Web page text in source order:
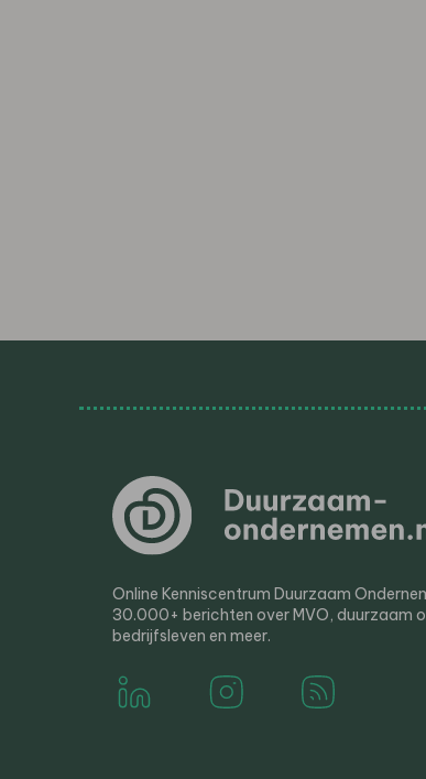
Online Kenniscentrum Duurzaam
30.000+ berichten over MVO, duurzaam
bedrijfsleven en meer.